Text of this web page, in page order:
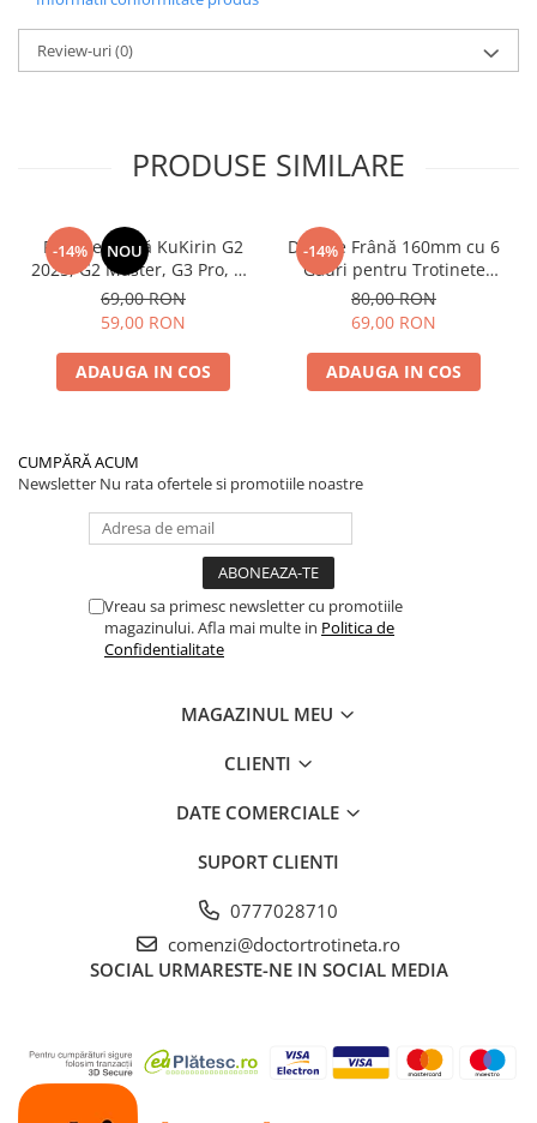
Review-uri(0)
PRODUSE SIMILARE
-14% NOU
Plăcuțe Frână KuKirin G2
2025, G2 Master, G3 Pro, G4
– Set 2 Bucăți (Față sau
Spate) Premium
69,00 RON
59,00 RON
ADAUGA IN COS
-14%
Disc de Frână 160mm cu 6
Găuri pentru Trotinete
Electrice KuKirin G4 (Model
2025) și KuKirin G2 –
Performanță Premium
80,00 RON
69,00 RON
ADAUGA IN COS
CUMPĂRĂ ACUM
Newsletter Nu rata ofertele si promotiile noastre
Vreau sa primesc newsletter cu promotiile
magazinului. Afla mai multe in Politica de
Confidentialitate
MAGAZINUL MEU
CLIENTI
DATE COMERCIALE
SUPORT CLIENTI
0777028710
comenzi@doctortrotineta.ro
SOCIAL URMARESTE-NE IN SOCIAL MEDIA